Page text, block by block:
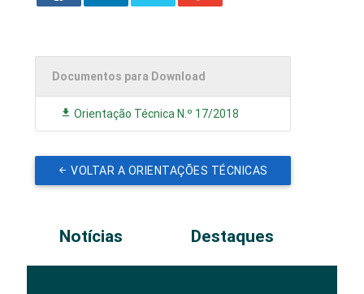
Documentos para Download
Orientação Técnica N.º 17/2018
VOLTAR A ORIENTAÇÕES TÉCNICAS
Notícias Destaques